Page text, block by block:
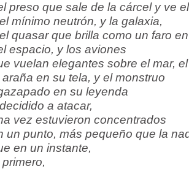
preso que sale de la cárcel y ve
mínimo neutrón, y la galaxia,
quasar que brilla como un faro
espacio, y los aviones
vuelan elegantes sobre el mar,
araña en su tela, y el monstruo
en su leyenda
a atacar,
vez estuvieron concentrados
un punto, más pequeño que la
en un instante,